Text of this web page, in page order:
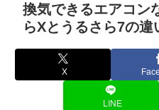
換気できるエアコン
らXとうるさら7の違
X
LINE